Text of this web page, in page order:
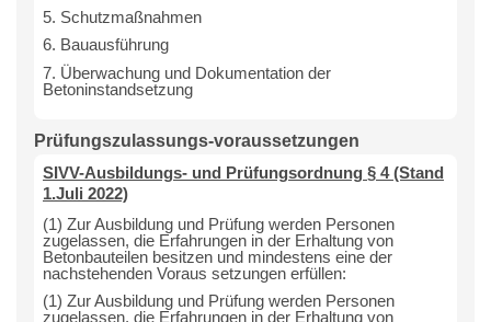
5. Schutzmaßnahmen
6. Bauausführung
7. Überwachung und Dokumentation der
Betoninstandsetzung
Prüfungszulassungs-voraussetzungen
SIVV-Ausbildungs- und Prüfungsordnung § 4 (Stand
1.Juli 2022)
(1) Zur Ausbildung und Prüfung werden Personen
zugelassen, die Erfahrungen in der Erhaltung von
Betonbauteilen besitzen und mindestens eine der
nachstehenden Voraus setzungen erfüllen:
(1) Zur Ausbildung und Prüfung werden Personen
zugelassen, die Erfahrungen in der Erhaltung von